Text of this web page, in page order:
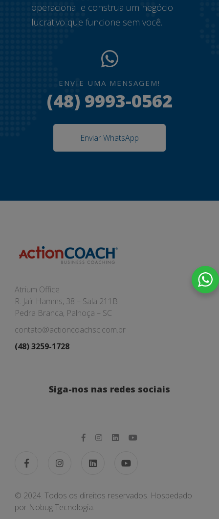
operacional e construa um negócio
lucrativo que funcione sem você.
ENVIE UMA MENSAGEM!
(48) 9993-0562
Enviar WhatsApp
Atrium Office
R. Jair Hamms, 38 – Sala 211B
Pedra Branca, Palhoça – SC
contato@actioncoachsc.com.br
(48) 3259-1728
Siga-nos nas redes sociais
© 2024. Todos os direitos reservados. Hospedado
por Nobug Tecnologia.